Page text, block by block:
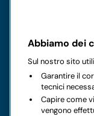
Noleggi
Business
Abbiamo dei
Sul nostro sito
Garantire il
tecnici
Capire come
vengono